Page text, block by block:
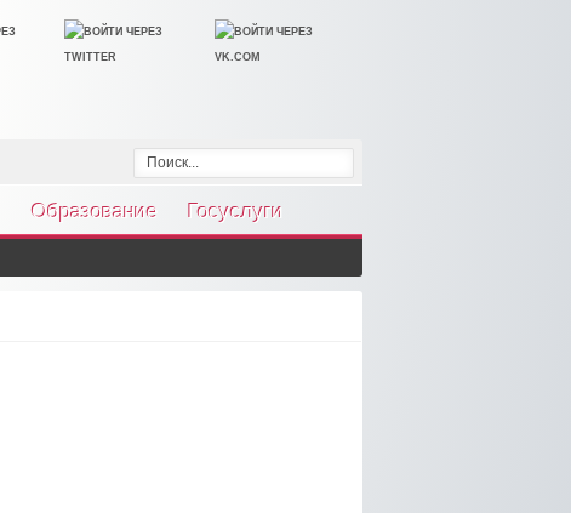
Образование Госуслуги